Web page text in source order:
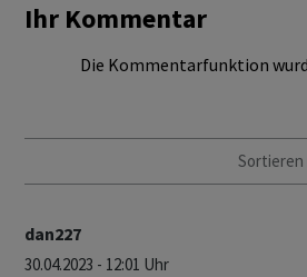
Ihr Kommentar
Die Kommentarfunktion
Sortieren
dan227
30.04.2023 - 12:01 Uhr